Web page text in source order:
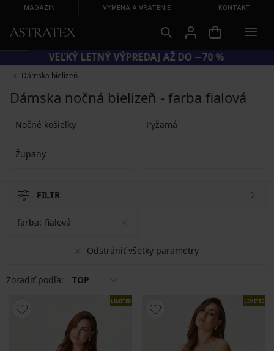
MAGAZÍN VÝMENA A VRÁTENIE KONTAKT
VEĽKÝ LETNÝ VÝPREDAJ AŽ DO −70 %
Dámska bielizeň
Dámska nočná bielizeň - farba fialová
Nočné košieľky Pyžamá
Župany
FILTR
Odstrániť všetky parametry
farba: fialová
Zoradiť podľa: TOP
LIMITED LIMITED